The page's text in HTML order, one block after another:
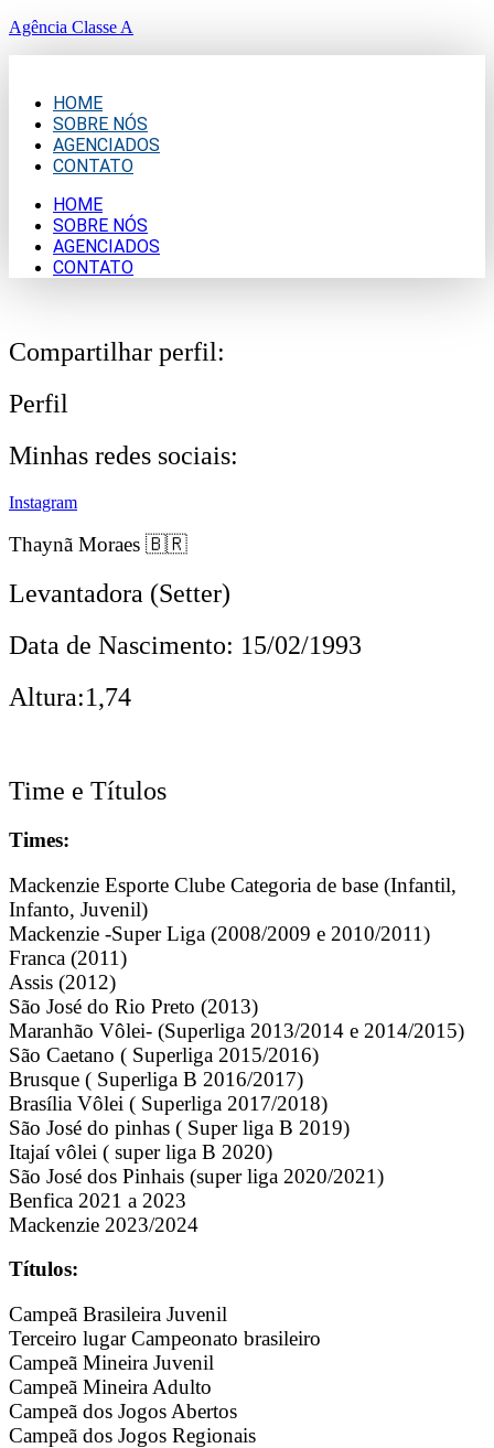
Agência Classe A
HOME
SOBRE NÓS
AGENCIADOS
CONTATO
HOME
SOBRE NÓS
AGENCIADOS
CONTATO
Compartilhar perfil:
Perfil
Minhas redes sociais:
Instagram
Thaynã Moraes 🇧🇷
Levantadora (Setter)
Data de Nascimento: 15/02/1993
Altura:1,74
Time e Títulos
Times:
Mackenzie Esporte Clube Categoria de base (Infantil,
Infanto, Juvenil)
Mackenzie -Super Liga (2008/2009 e 2010/2011)
Franca (2011)
Assis (2012)
São José do Rio Preto (2013)
Maranhão Vôlei- (Superliga 2013/2014 e 2014/2015)
São Caetano ( Superliga 2015/2016)
Brusque ( Superliga B 2016/2017)
Brasília Vôlei ( Superliga 2017/2018)
São José do pinhas ( Super liga B 2019)
Itajaí vôlei ( super liga B 2020)
São José dos Pinhais (super liga 2020/2021)
Benfica 2021 a 2023
Mackenzie 2023/2024
Títulos:
Campeã Brasileira Juvenil
Terceiro lugar Campeonato brasileiro
Campeã Mineira Juvenil
Campeã Mineira Adulto
Campeã dos Jogos Abertos
Campeã dos Jogos Regionais